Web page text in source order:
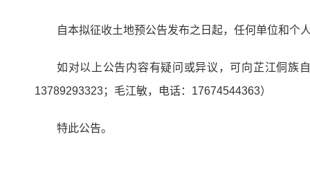
自本拟征收土地预公告发布之日起，任何单位和个
如对以上公告内容有疑问或异议，可向芷江侗族
13789293323；毛江敏，电话：17674544363）
特此公告。